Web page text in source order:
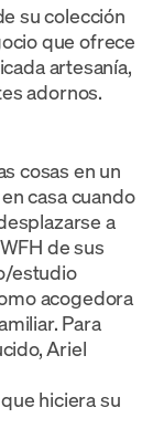
su colección
que ofrece
artesanía,
adornos.
cosas en un
casa cuando
a
de sus
estudio
acogedora
Para
Ariel
hiciera su